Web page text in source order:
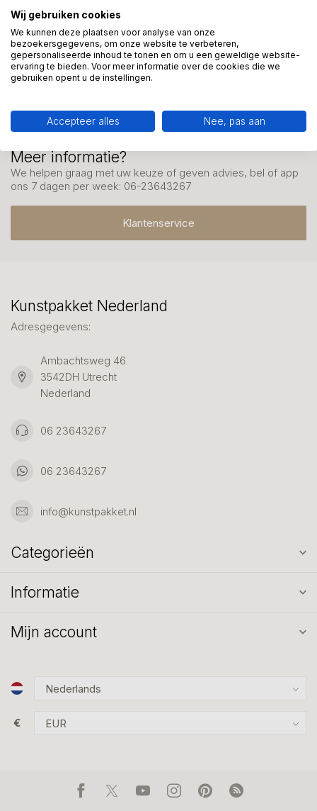
Meer informatie?
We helpen graag met uw keuze of geven advies, bel of app
ons 7 dagen per week: 06-23643267
Klantenservice
Mis onze nieuwsbrief niet
Schrijf je in en ontvang onze nieuwe aanbiedingen
Kunstpakket Nederland
Adresgegevens:
Ambachtsweg 46
3542DH Utrecht
Nederland
06 23643267
06 23643267
info@kunstpakket.nl
Categorieën
Informatie
Mijn account
€
Wij gebruiken cookies
We kunnen deze plaatsen voor analyse van onze
bezoekersgegevens, om onze website te verbeteren,
gepersonaliseerde inhoud te tonen en om u een geweldige website-
ervaring te bieden. Voor meer informatie over de cookies die we
gebruiken opent u de instellingen.
Accepteer alles Nee, pas aan